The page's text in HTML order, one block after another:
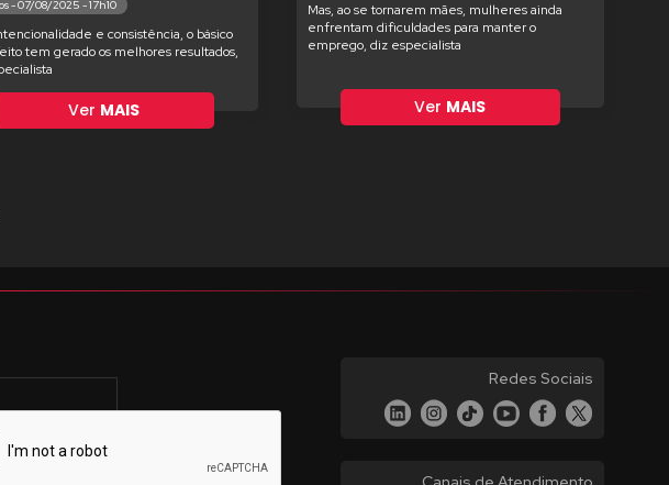
- 07/08/2025 - 17h10
e consistência, o básico
tem gerado os melhores resultados,
Ver MAIS
Mas, ao se tornarem mães, mulheres ainda
enfrentam dificuldades para manter o
emprego, diz especialista
Ver MAIS
Redes Sociais